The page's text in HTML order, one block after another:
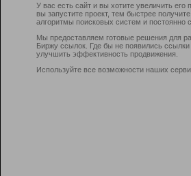
У вас есть сайт и вы хотите увеличить
вы запустите проект, тем быстрее
алгоритмы поисковых систем и постоянно
Мы предоставляем готовые решения для
Биржу ссылок. Где бы не появились
улучшить эффективность продвижения.
Используйте все возможности наших